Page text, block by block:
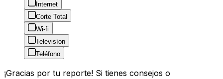
Internet
Corte Total
Wi-fi
Televisíon
Teléfono
¡Gracias por tu reporte! Si tienes consejos o